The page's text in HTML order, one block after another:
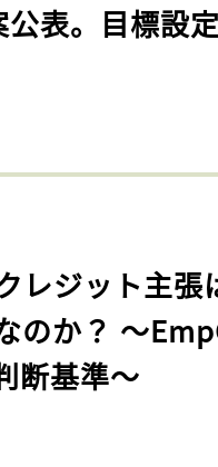
公表。目標設
レジット主張
のか？ 〜
断基準〜